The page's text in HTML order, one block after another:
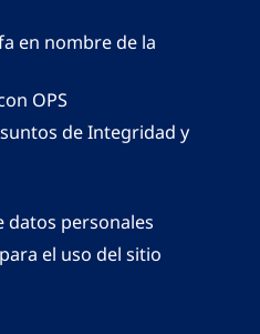
en nombre de la
OPS
de Integridad y
datos personales
el uso del sitio